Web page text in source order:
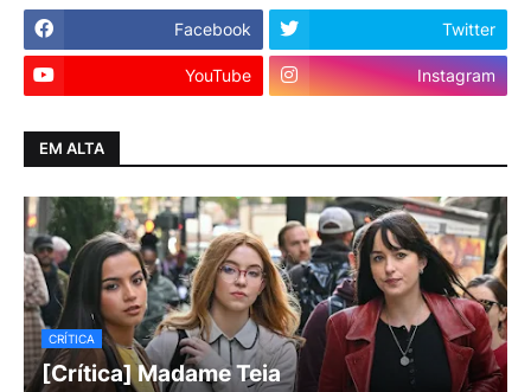
Facebook Twitter
YouTube Instagram
EM ALTA
CRÍTICA
[Crítica] Madame Teia